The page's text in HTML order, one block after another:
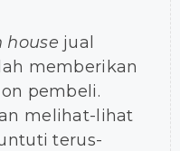
house jual
memberikan
pembeli.
melihat-lihat
terus-